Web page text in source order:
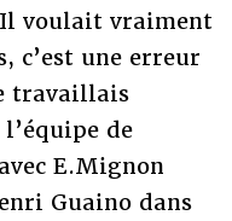
voulait vraiment
c’est une erreur
travaillais
de
E.Mignon
Guaino dans